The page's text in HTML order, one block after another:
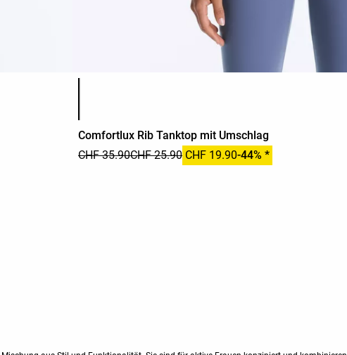
Produktfarbliste
Comfortlux Rib Tanktop mit Umschlag
CHF 35.90CHF 25.90 CHF 19.90-44% *